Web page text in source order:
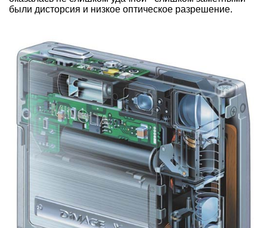
были дисторсия и низкое оптическое разрешение.